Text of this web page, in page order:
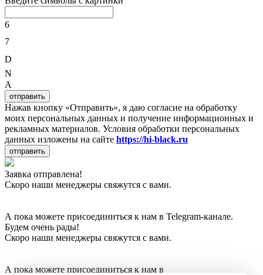
6
7
D
N
A
отправить
Нажав кнопку «Отправить», я даю согласие на обработку
моих персональных данных и получение информационных и
рекламных материалов. Условия обработки персональных
данных изложены на сайте https://hi-black.ru
отправить
Заявка отправлена!
Скоро наши менеджеры свяжутся с вами.
А пока можете присоединиться к нам в Telegram-канале.
Будем очень рады!
Скоро наши менеджеры свяжутся с вами.
А пока можете присоединиться к нам в